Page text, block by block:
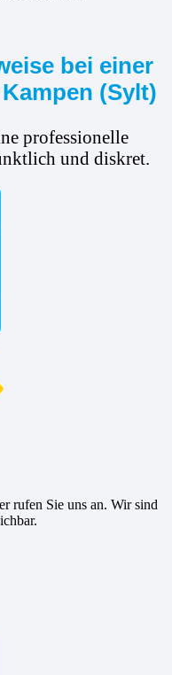
bei einer
(Sylt)
professionelle
und diskret.
rufen Sie uns an. Wir sind